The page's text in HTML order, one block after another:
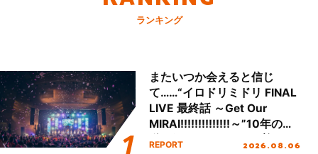
ランキング
またいつか会えると信じ
て……“イロドリミドリ FINAL
LIVE 最終話 ～Get Our
MIRAI!!!!!!!!!!!!!!～”10年の活
動を経てファイナルを迎える
REPORT 2026.08.06